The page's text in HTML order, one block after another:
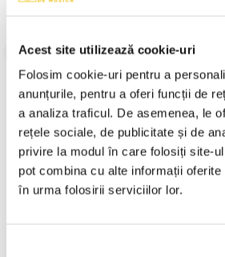
Acest site utilizează cookie-uri
Folosim cookie-uri pentru a
anunțurile, pentru a oferi funcții de
a analiza traficul. De asemenea, le
rețele sociale, de publicitate și de
privire la modul în care folosiți site-
pot combina cu alte informații
în urma folosirii serviciilor lor.
VEZI MAI MULT
Stil:Rock ; Pop Rock
Stare Disc:Very Good Plus (VG+)
Stare Coperta:
Near Mint (NM or M-)
Informatii conformitate produs
Review-uri(0)
PRODUSE